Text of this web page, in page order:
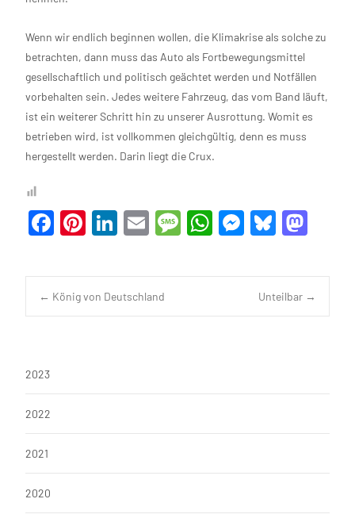
Wenn wir endlich beginnen wollen, die Klimakrise als solche zu
betrachten, dann muss das Auto als Fortbewegungsmittel
gesellschaftlich und politisch geächtet werden und Notfällen
vorbehalten sein. Jedes weitere Fahrzeug, das vom Band läuft,
ist ein weiterer Schritt hin zu unserer Ausrottung. Womit es
betrieben wird, ist vollkommen gleichgültig, denn es muss
hergestellt werden. Darin liegt die Crux.
F
c
e
b
k
Pi
er
es
t
Li
ke
dI
n
E
ail
M
sa
e
W
at
A
M
se
g
Bl
es
ky
to
d
o
Navigation
posten
← König von Deutschland Unteilbar →
2023
2022
2021
2020